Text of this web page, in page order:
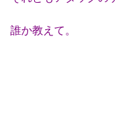
誰か教えて。